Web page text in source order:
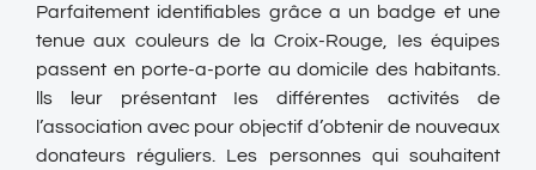
Parfaitement identifiables grâce a un badge et une
tenue aux couleurs de la Croix-Rouge, Ies équipes
passent en porte-a-porte au domicile des habitants.
lls leur présentant Ies différentes activités de
l’association avec pour objectif d’obtenir de nouveaux
donateurs réguliers. Les personnes qui souhaitent